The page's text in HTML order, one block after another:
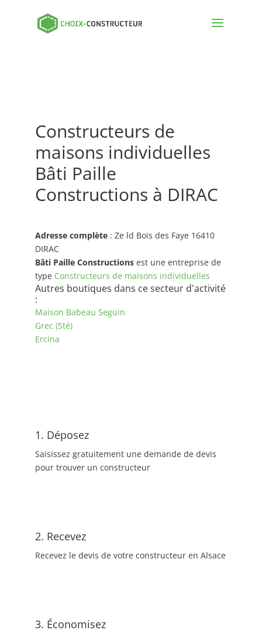
Constructeurs de
maisons individuelles
Bâti Paille
Constructions à DIRAC
Adresse complète: Ze ld Bois des Faye 16410
DIRAC
Bâti Paille Constructionsest une entreprise de
type Constructeurs de maisons individuelles
Autres boutiques dans ce secteur d'activité
:
Maison Babeau Seguin
Grec (Sté)
Ercina
1. Déposez
Saisissez gratuitement une demande de devis
pour trouver un constructeur
2. Recevez
Recevez le devis de votre constructeur en Alsace
3. Économisez